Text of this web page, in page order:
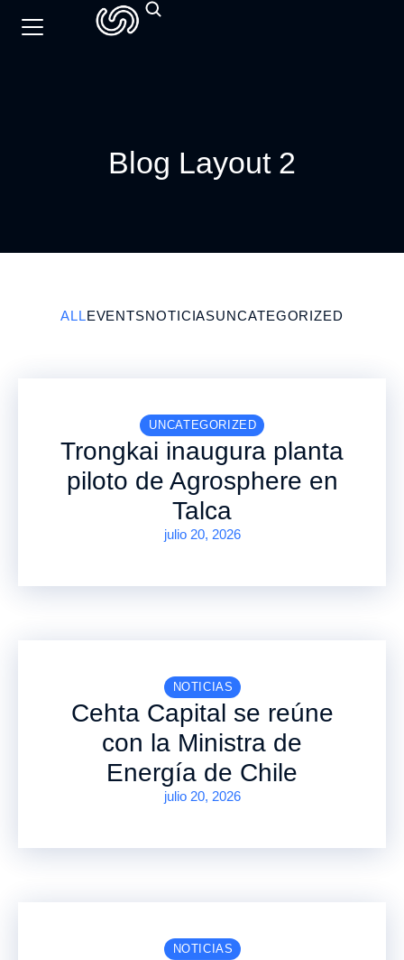
Blog Layout 2
ALLEVENTSNOTICIASUNCATEGORIZED
UNCATEGORIZED
Trongkai inaugura planta
piloto de Agrosphere en
Talca
julio 20, 2026
NOTICIAS
Cehta Capital se reúne
con la Ministra de
Energía de Chile
julio 20, 2026
NOTICIAS